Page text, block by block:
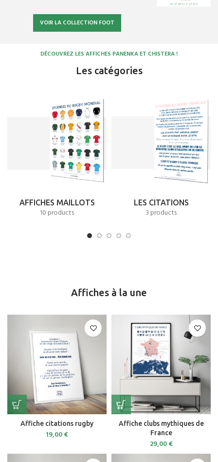
VOIR LA COLLECTION FOOT
DÉCOUVREZ LES AFFICHES PANENKA ET CHISTERA !
Les catégories
AFFICHES MAILLOTS
10 products
LES CITATIONS
3 products
Affiches à la une
Affiche citations rugby
19,00€
Affiche clubs mythiques de
France
29,00€